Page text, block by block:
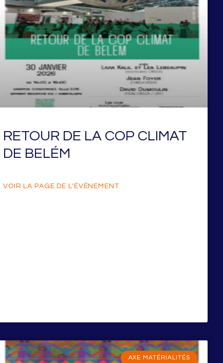
RETOUR DE LA COP CLIMAT
DE BELÉM
VOIR LA PAGE DE L'ÉVÉNEMENT
AXE MATÉRIALITÉS